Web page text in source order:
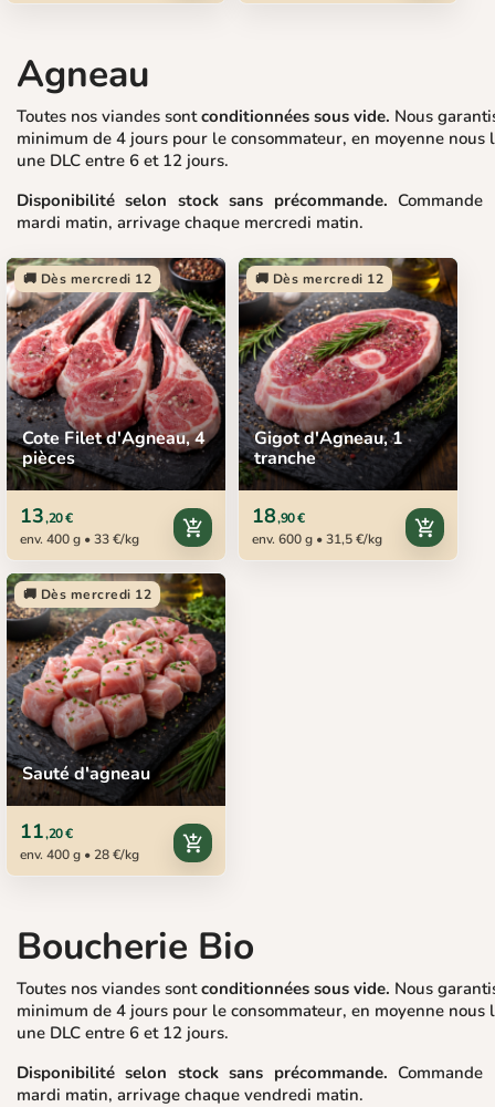
Agneau
Toutes nos viandes sontconditionnées sous vide. Nous
minimum de 4 jours pour le consommateur, en moyenne nous
une DLC entre 6 et 12 jours.
Disponibilité selon stock sans précommande.
mardi matin, arrivage chaque mercredi matin.
🚚 Dès mercredi 12
Cote Filet d'Agneau, 4
pièces
13,20 €
env. 400 g • 33 €/kg
add_shopping_cart
🚚 Dès mercredi 12
Gigot d'Agneau, 1
tranche
18,90 €
env. 600 g • 31,5 €/kg
add_shopping_cart
🚚 Dès mercredi 12
Sauté d'agneau
11,20 €
env. 400 g • 28 €/kg
add_shopping_cart
Boucherie Bio
Toutes nos viandes sontconditionnées sous vide. Nous
minimum de 4 jours pour le consommateur, en moyenne nous
une DLC entre 6 et 12 jours.
Disponibilité selon stock sans précommande.
mardi matin, arrivage chaque vendredi matin.